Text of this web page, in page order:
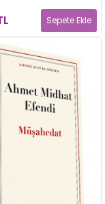
Sepete Ekle